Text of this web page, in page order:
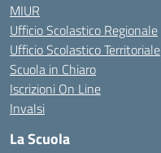
MIUR
Ufficio Scolastico Regionale
Ufficio Scolastico Territoriale
Scuola in Chiaro
Iscrizioni On Line
Invalsi
La Scuola